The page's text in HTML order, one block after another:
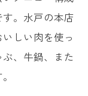
。水戸の本店
しい肉を使っ
、牛鍋、また